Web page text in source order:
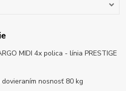
MIDI 4x polica - línia PRESTIGE
nosnosť 80 kg